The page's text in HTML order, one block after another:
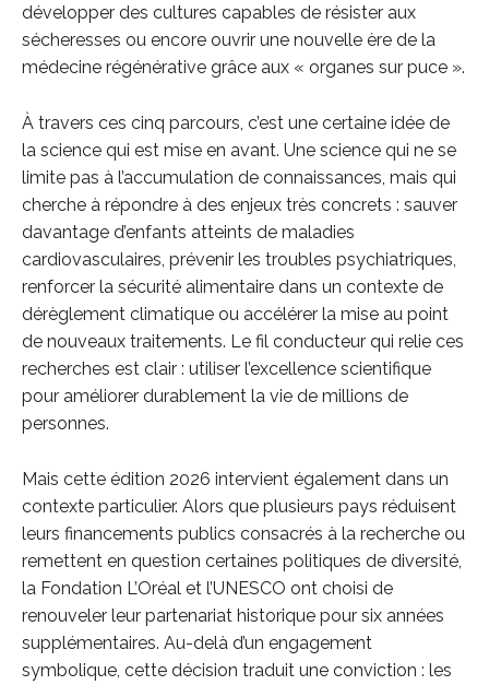
développer des cultures capables de résister aux
sécheresses ou encore ouvrir une nouvelle ère de la
médecine régénérative grâce aux « organes sur puce ».
À travers ces cinq parcours, c’est une certaine idée de
la science qui est mise en avant. Une science qui ne se
limite pas à l’accumulation de connaissances, mais qui
cherche à répondre à des enjeux très concrets : sauver
davantage d’enfants atteints de maladies
cardiovasculaires, prévenir les troubles psychiatriques,
renforcer la sécurité alimentaire dans un contexte de
dérèglement climatique ou accélérer la mise au point
de nouveaux traitements. Le fil conducteur qui relie ces
recherches est clair : utiliser l’excellence scientifique
pour améliorer durablement la vie de millions de
personnes.
Mais cette édition 2026 intervient également dans un
contexte particulier. Alors que plusieurs pays réduisent
leurs financements publics consacrés à la recherche ou
remettent en question certaines politiques de diversité,
la Fondation L’Oréal et l’UNESCO ont choisi de
renouveler leur partenariat historique pour six années
supplémentaires. Au-delà d’un engagement
symbolique, cette décision traduit une conviction : les